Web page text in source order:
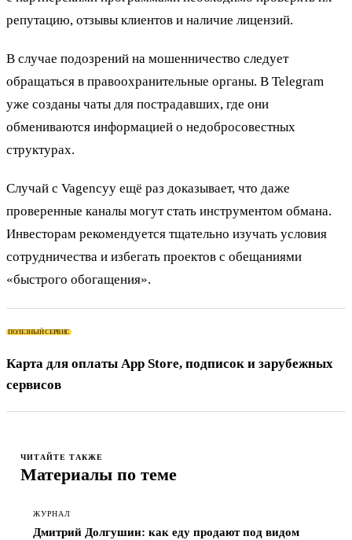
репутацию, отзывы клиентов и наличие лицензий.
В случае подозрений на мошенничество следует
обращаться в правоохранительные органы. В Telegram
уже созданы чаты для пострадавших, где они
обмениваются информацией о недобросовестных
структурах.
Случай с Vagencyy ещё раз доказывает, что даже
проверенные каналы могут стать инструментом обмана.
Инвесторам рекомендуется тщательно изучать условия
сотрудничества и избегать проектов с обещаниями
«быстрого обогащения».
ПОЛЕЗНЫЙ СЕРВИС
Карта для оплаты App Store, подписок и зарубежных
сервисов
ЧИТАЙТЕ ТАКЖЕ
Материалы по теме
ЖУРНАЛ
Дмитрий Долгушин: как еду продают под видом